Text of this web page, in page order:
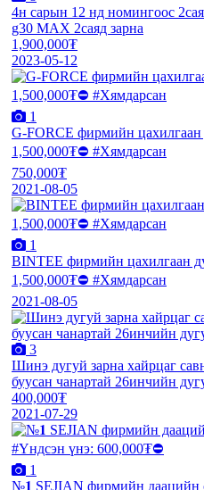
4н сарын 12 нд номингоос
g30 MAX 2саяд зарна
1,900,000₮
2023-05-12
1
G-FORCE фирмийн цахилгаан
1,500,000₮⛔️ #Хямдарсан
750,000₮
2021-08-05
1
BINTEE фирмийн цахилгаан
1,500,000₮⛔️ #Хямдарсан
2021-08-05
3
Шинэ дугуй зарна хайрцаг
буусан чанартай 26инчийн
400,000₮
2021-07-29
1
№𝟏 SEJIAN фирмийн даацийн